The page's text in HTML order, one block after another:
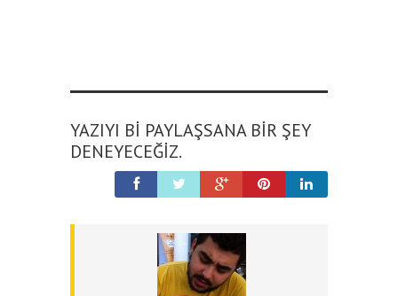
YAZIYI BI PAYLAŞSANA BIR ŞEY
DENEYECEĞIZ.